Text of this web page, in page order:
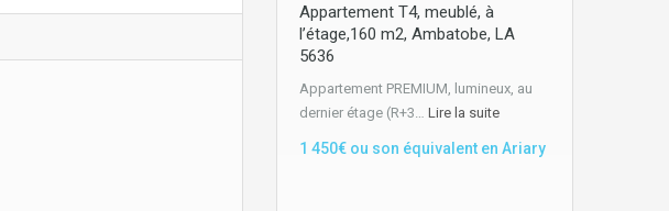
Appartement T4, meublé, à
l’étage,160 m2, Ambatobe, LA
5636
Appartement PREMIUM, lumineux, au
dernier étage (R+3… Lire la suite
1 450€ ou son équivalent en Ariary